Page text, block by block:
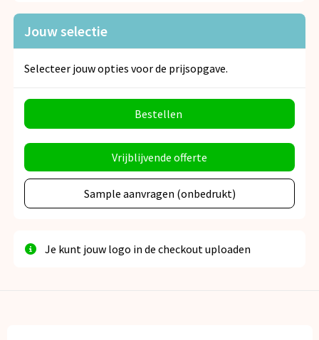
Jouw selectie
Selecteer jouw opties voor de prijsopgave.
Bestellen
Vrijblijvende offerte
Sample aanvragen (onbedrukt)
Je kunt jouw logo in de checkout uploaden